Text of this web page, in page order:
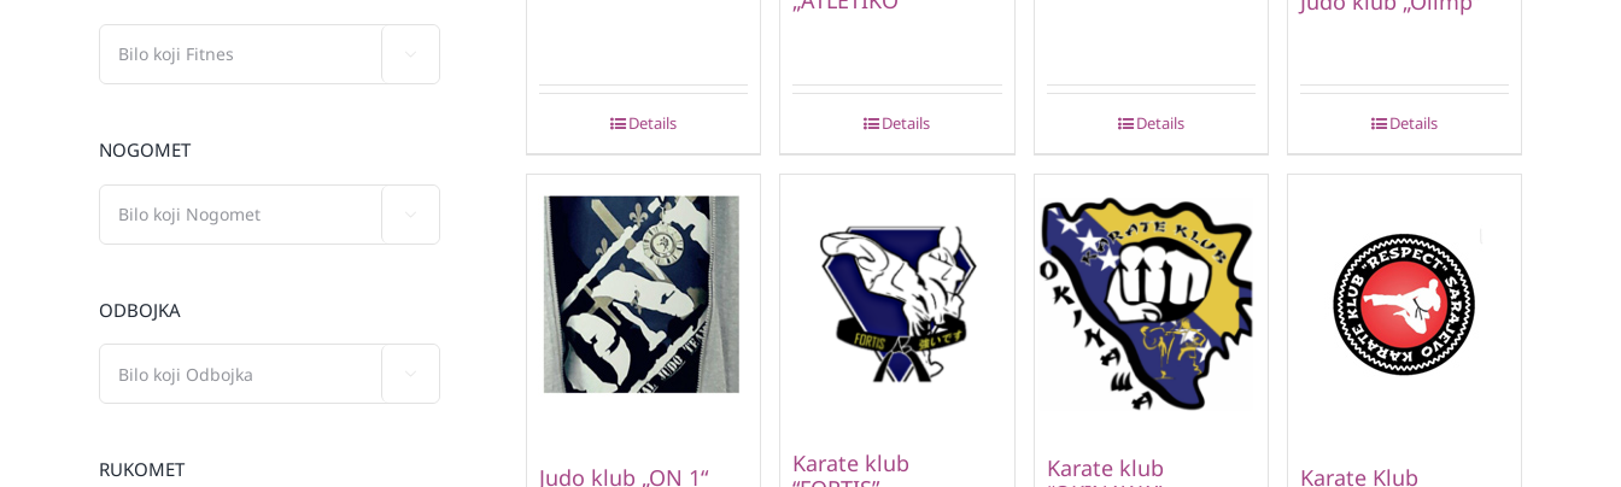
Details Details Details Details
Judo klub „ON 1“
Karate klub
Karate klub
Karate Klub
NOGOMET
ODBOJKA
RUKOMET